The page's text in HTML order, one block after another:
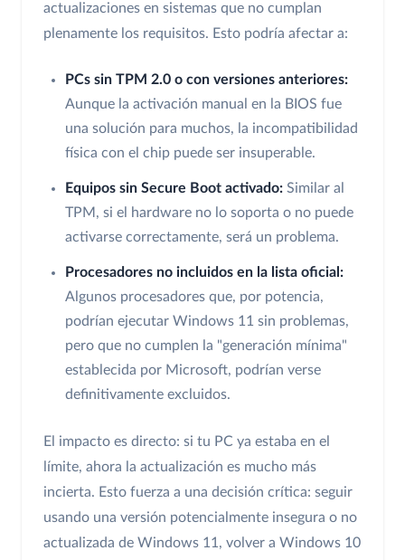
actualizaciones en sistemas que no cumplan
plenamente los requisitos. Esto podría afectar a:
PCs sin TPM 2.0 o con versiones anteriores:
Aunque la activación manual en la BIOS fue
una solución para muchos, la incompatibilidad
física con el chip puede ser insuperable.
Equipos sin Secure Boot activado: Similar al
TPM, si el hardware no lo soporta o no puede
activarse correctamente, será un problema.
Procesadores no incluidos en la lista oficial:
Algunos procesadores que, por potencia,
podrían ejecutar Windows 11 sin problemas,
pero que no cumplen la "generación mínima"
establecida por Microsoft, podrían verse
definitivamente excluidos.
El impacto es directo: si tu PC ya estaba en el
límite, ahora la actualización es mucho más
incierta. Esto fuerza a una decisión crítica: seguir
usando una versión potencialmente insegura o no
actualizada de Windows 11, volver a Windows 10